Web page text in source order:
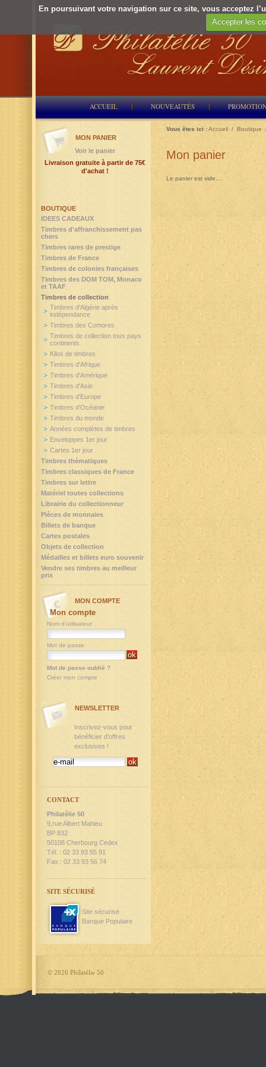
En poursuivant votre navigation sur ce site, vous acceptez
Accepter les
ACCUEIL NOUVEAUTÉS
Vous êtes ici :Accueil / Boutique
Mon panier
Le panier est vide....
BOUTIQUE
IDEES CADEAUX
Timbres d'affranchissement pas
chers
Timbres rares de prestige
Timbres de France
Timbres de colonies françaises
Timbres des DOM TOM, Monaco
et TAAF
Timbres de collection
Timbres d'Algérie après
indépendance
Timbres des Comores
Timbres de collection tous pays
continents
Kilos de timbres
Timbres d'Afrique
Timbres d'Amérique
Timbres d'Asie
Timbres d'Europe
Timbres d'Océanie
Timbres du monde
Années complètes de timbres
Enveloppes 1er jour
Cartes 1er jour
Timbres thématiques
Timbres classiques de France
Timbres sur lettre
Matériel toutes collections
Librairie du collectionneur
Pièces de monnaies
Billets de banque
Cartes postales
Objets de collection
Médailles et billets euro souvenir
Vendre ses timbres au meilleur
prix
MON PANIER
Voir le panier
Livraison gratuite à partir de 75€
d'achat !
MON COMPTE
Mon compte
Nom d'utilisateur
Mot de passe
Mot de passe oublié ?
Créer mon compte
NEWSLETTER
Inscrivez-vous pour
bénéficier d'offres
exclusives !
CONTACT
Philatélie 50
9,rue Albert Mahieu
BP 832
50108 Cherbourg Cedex
Tél. : 02 33 93 55 91
Fax : 02 33 93 56 74
SITE SÉCURISÉ
Site sécurisé
Banque Populaire
© 2026 Philatélie 50